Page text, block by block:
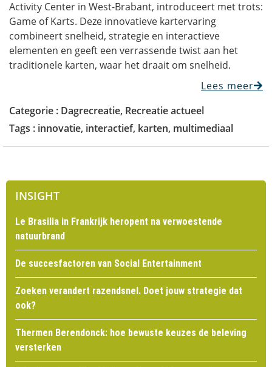
Activity Center in West-Brabant, introduceert met trots:
Game of Karts. Deze innovatieve kartervaring
combineert snelheid, strategie en interactieve
elementen en geeft een verrassende twist aan het
traditionele karten, waar het draait om snelheid.
Lees meer
Categorie : Dagrecreatie, Recreatie actueel
Tags : innovatie, interactief, karten, multimediaal
INSIGHT
Le Brasilia in Frankrijk heropent na verwoestende
natuurbrand
De succesfactoren van Social Entertainment
Zoeken verandert razendsnel. Doet jouw strategie dat
ook?
Thermen Berendonck: hoe bewuste keuzes de beleving
versterken